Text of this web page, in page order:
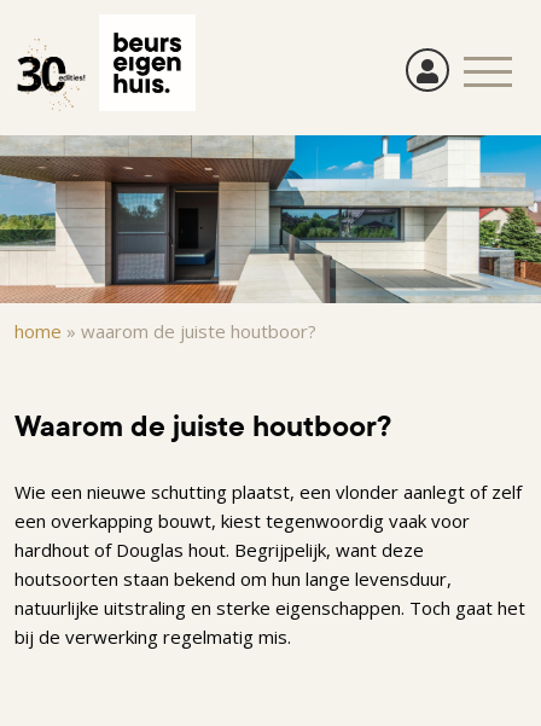
naar
de
gaan
Kruimelpad
home » waarom de juiste houtboor?
Waarom de juiste houtboor?
Wie een nieuwe schutting plaatst, een vlonder aanlegt of zelf
een overkapping bouwt, kiest tegenwoordig vaak voor
hardhout of Douglas hout. Begrijpelijk, want deze
houtsoorten staan bekend om hun lange levensduur,
natuurlijke uitstraling en sterke eigenschappen. Toch gaat het
bij de verwerking regelmatig mis.